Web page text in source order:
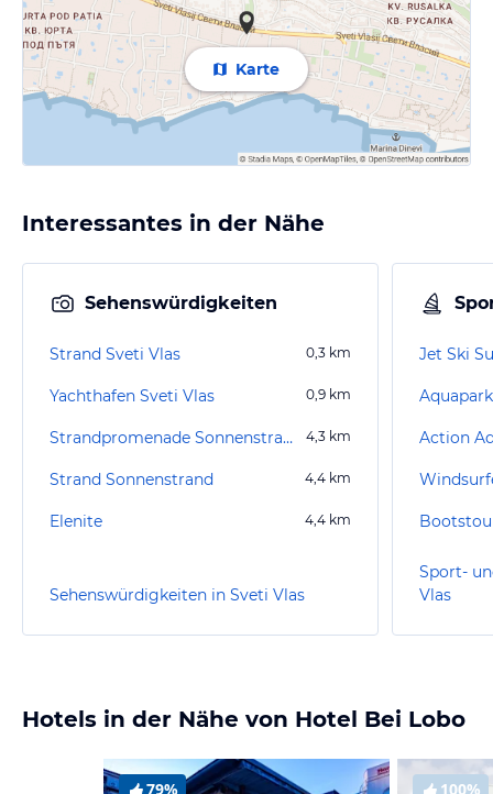
Karte
Interessantes in der Nähe
Sehenswürdigkeiten
Strand Sveti Vlas 0,3 km
Yachthafen Sveti Vlas 0,9 km
Strandpromenade Sonnenstrand 4,3 km
Strand Sonnenstrand 4,4 km
Elenite 4,4 km
Sehenswürdigkeiten in Sveti Vlas
Jet Ski
Action
Sport-
Vlas
Hotels in der Nähe von Hotel Bei Lobo
79% 100%